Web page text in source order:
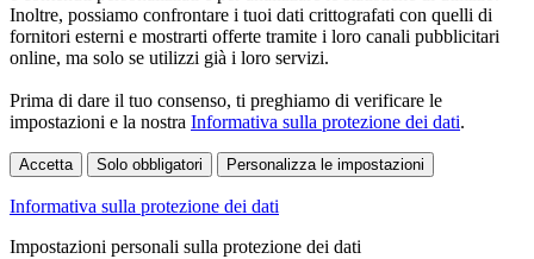
Inoltre, possiamo confrontare i tuoi dati crittografati con quelli di
fornitori esterni e mostrarti offerte tramite i loro canali pubblicitari
online, ma solo se utilizzi già i loro servizi.
Prima di dare il tuo consenso, ti preghiamo di verificare le
impostazioni e la nostra Informativa sulla protezione dei dati.
Accetta Solo obbligatori Personalizza le impostazioni
Informativa sulla protezione dei dati
Impostazioni personali sulla protezione dei dati